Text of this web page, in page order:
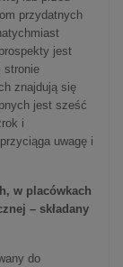
przydatnych
jest
stronie
znajdują się
jest sześć
i
uwagę i
w placówkach
– składany
do